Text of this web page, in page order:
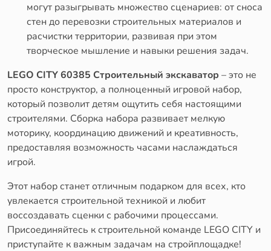
могут разыгрывать множество сценариев: от сноса
стен до перевозки строительных материалов и
расчистки территории, развивая при этом
творческое мышление и навыки решения задач.
LEGO CITY 60385 Строительный экскаватор – это не
просто конструктор, а полноценный игровой набор,
который позволит детям ощутить себя настоящими
строителями. Сборка набора развивает мелкую
моторику, координацию движений и креативность,
предоставляя возможность часами наслаждаться
игрой.
Этот набор станет отличным подарком для всех, кто
увлекается строительной техникой и любит
воссоздавать сценки с рабочими процессами.
Присоединяйтесь к строительной команде LEGO CITY и
приступайте к важным задачам на стройплощадке!